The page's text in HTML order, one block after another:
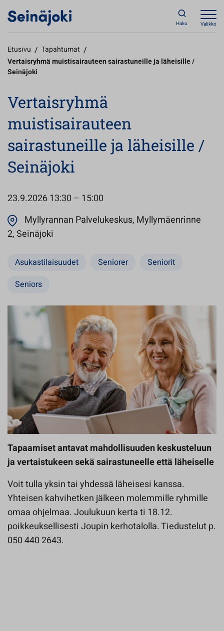
Haku Valikko
Etusivu / Tapahtumat /
Vertaisryhmä muistisairauteen sairastuneille ja läheisille /
Seinäjoki
Vertaisryhmä
muistisairauteen
sairastuneille ja läheisille /
Seinäjoki
23.9.202613:30 – 15:00
Myllyrannan Palvelukeskus, Myllymäenrinne
2, Seinäjoki
Asukastilaisuudet Seniorer
Seniorit
Seniors
Tapaamiset antavat mahdollisuuden keskusteluun
ja vertaistukeen sekä sairastuneelle että läheiselle
Voit tulla yksin tai yhdessä läheisesi kanssa.
Yhteisen kahvihetken jälkeen molemmille ryhmille
omaa ohjelmaa. Joulukuun kerta ti 18.12.
poikkeuksellisesti Joupin kerhotalolla. Tiedustelut p.
050 440 2643.